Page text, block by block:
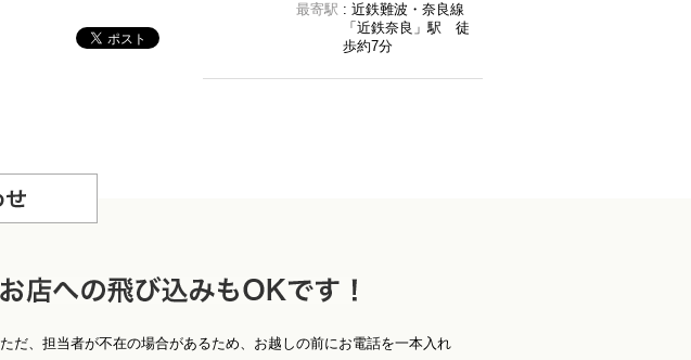
最寄駅 : 近鉄難波・奈良線
「近鉄奈良」駅 徒
歩約7分
ただ、担当者が不在の場合があるため、お越しの前にお電話を一本入れ